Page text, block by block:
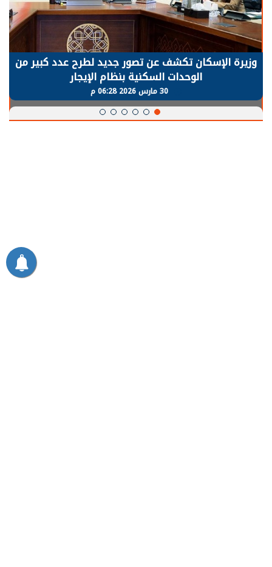
وزيرة الإسكان تكشف عن تصور جديد لطرح عدد كبير من
الوحدات السكنية بنظام الإيجار